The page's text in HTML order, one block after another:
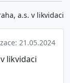
a.s. v likvidaci
21.05.2024
likvidaci